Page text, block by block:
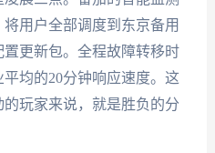
用户全部调度到东京备用
更新包。全程故障转移时
均的20分钟响应速度。这
玩家来说，就是胜负的分